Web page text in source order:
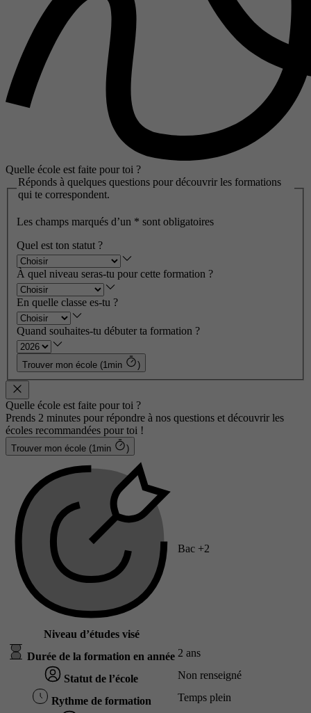
Quelle école est faite pour toi ?
Réponds à quelques questions pour découvrir les formations
qui te correspondent.
Les champs marqués d’un * sont obligatoires
Quel est ton statut ?
À quel niveau seras-tu pour cette formation ?
En quelle classe es-tu ?
Quand souhaites-tu débuter ta formation ?
Trouver mon école (1min )
Quelle école est faite pour toi ?
Prends 2 minutes pour répondre à nos questions et découvrir les
écoles recommandées pour toi !
Trouver mon école (1min )
Niveau d’études visé
Bac +2
Durée de la formation en année 2 ans
Statut de l’école Non renseigné
Rythme de formation Temps plein